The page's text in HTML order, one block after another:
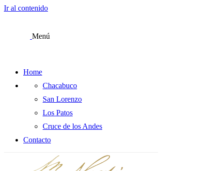
Ir al contenido
Menú
Home
Chacabuco
San Lorenzo
Los Patos
Cruce de los Andes
Contacto